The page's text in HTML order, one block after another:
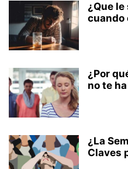
¿Que
cuando
¿Por
no te
¿La
Claves